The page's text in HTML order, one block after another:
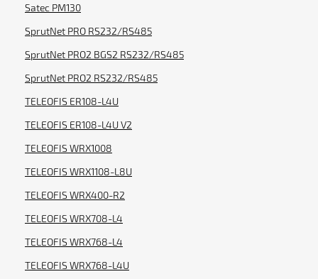
Satec PM130
SprutNet PRO RS232/RS485
SprutNet PRO2 BGS2 RS232/RS485
SprutNet PRO2 RS232/RS485
TELEOFIS ER108-L4U
TELEOFIS ER108-L4U V2
TELEOFIS WRX1008
TELEOFIS WRX1108-L8U
TELEOFIS WRX400-R2
TELEOFIS WRX708-L4
TELEOFIS WRX768-L4
TELEOFIS WRX768-L4U